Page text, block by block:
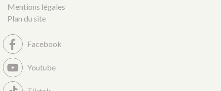
Mentions légales
Plan du site
Facebook
Youtube